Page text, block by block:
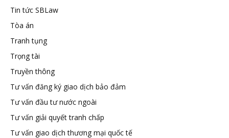
Tin tức SBLaw
Tòa án
Tranh tụng
Trọng tài
Truyền thông
Tư vấn đăng ký giao dịch bảo đảm
Tư vấn đầu tư nước ngoài
Tư vấn giải quyết tranh chấp
Tư vấn giao dịch thương mại quốc tế